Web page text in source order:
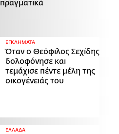
πραγματικά
ΕΓΚΛΗΜΑΤΑ
Όταν ο Θεόφιλος Σεχίδης
δολοφόνησε και
τεμάχισε πέντε μέλη της
οικογένειάς του
ΕΛΛΑΔΑ